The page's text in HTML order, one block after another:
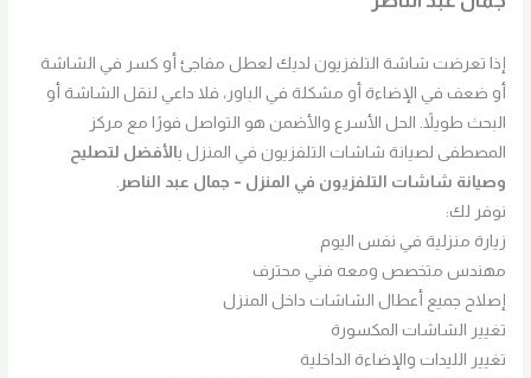
إذا تعرضت شاشة التلفزيون لديك لعطل مفاجئ أو كسر في الشاشة
أو ضعف في الإضاءة أو مشكلة في الباور، فلا داعي لنقل الشاشة أو
البحث طويلاً. الحل الأسرع والأضمن هو التواصل فورًا مع مركز
المصطفى لصيانة شاشات التلفزيون في المنزل بالأفضل لتصليح
وصيانة شاشات التلفزيون في المنزل – جمال عبد الناصر
نوفر لك:
زيارة منزلية في نفس اليوم
مهندس متخصص ومعه فني محترف
إصلاح جميع أعطال الشاشات داخل المنزل
تغيير الشاشات المكسورة
تغيير الليدات والإضاءة الداخلية